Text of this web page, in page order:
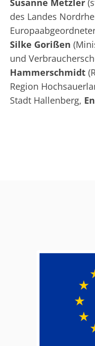
Susanne Metzler
des Landes
Silke Gorißen
und
Hammerschmidt
Region
Stadt Hallenberg,